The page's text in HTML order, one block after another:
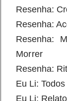
Resenha:
Resenha:
Resenha:
Morrer
Resenha:
Eu Li:
Eu Li: